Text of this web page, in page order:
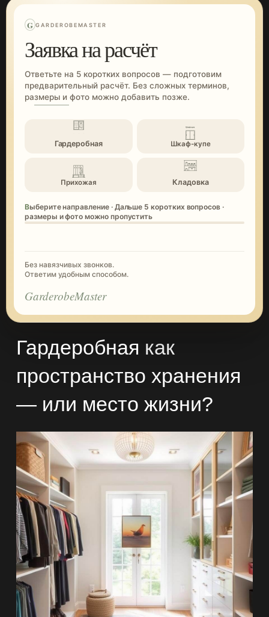
G GARDEROBEMASTER
Заявка на расчёт
Ответьте на 5 коротких вопросов — подготовим
предварительный расчёт. Без сложных терминов,
размеры и фото можно добавить позже.
Гардеробная Шкаф-купе
Прихожая Кладовка
Выберите направление · Дальше 5 коротких вопросов ·
размеры и фото можно пропустить
Без навязчивых звонков.
Ответим удобным способом.
GarderobeMaster
Гардеробная как
пространство хранения
— или место жизни?